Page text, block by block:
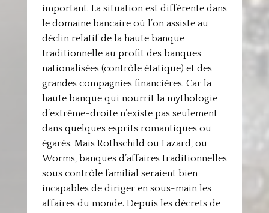
important. La situation est différente dans
le domaine bancaire où l’on assiste au
déclin relatif de la haute banque
traditionnelle au profit des banques
nationalisées (contrôle étatique) et des
grandes compagnies financières. Car la
haute banque qui nourrit la mythologie
d’extrême-droite n’existe pas seulement
dans quelques esprits romantiques ou
égarés. Mais Rothschild ou Lazard, ou
Worms, banques d’affaires traditionnelles
sous contrôle familial seraient bien
incapables de diriger en sous-main les
affaires du monde. Depuis les décrets de